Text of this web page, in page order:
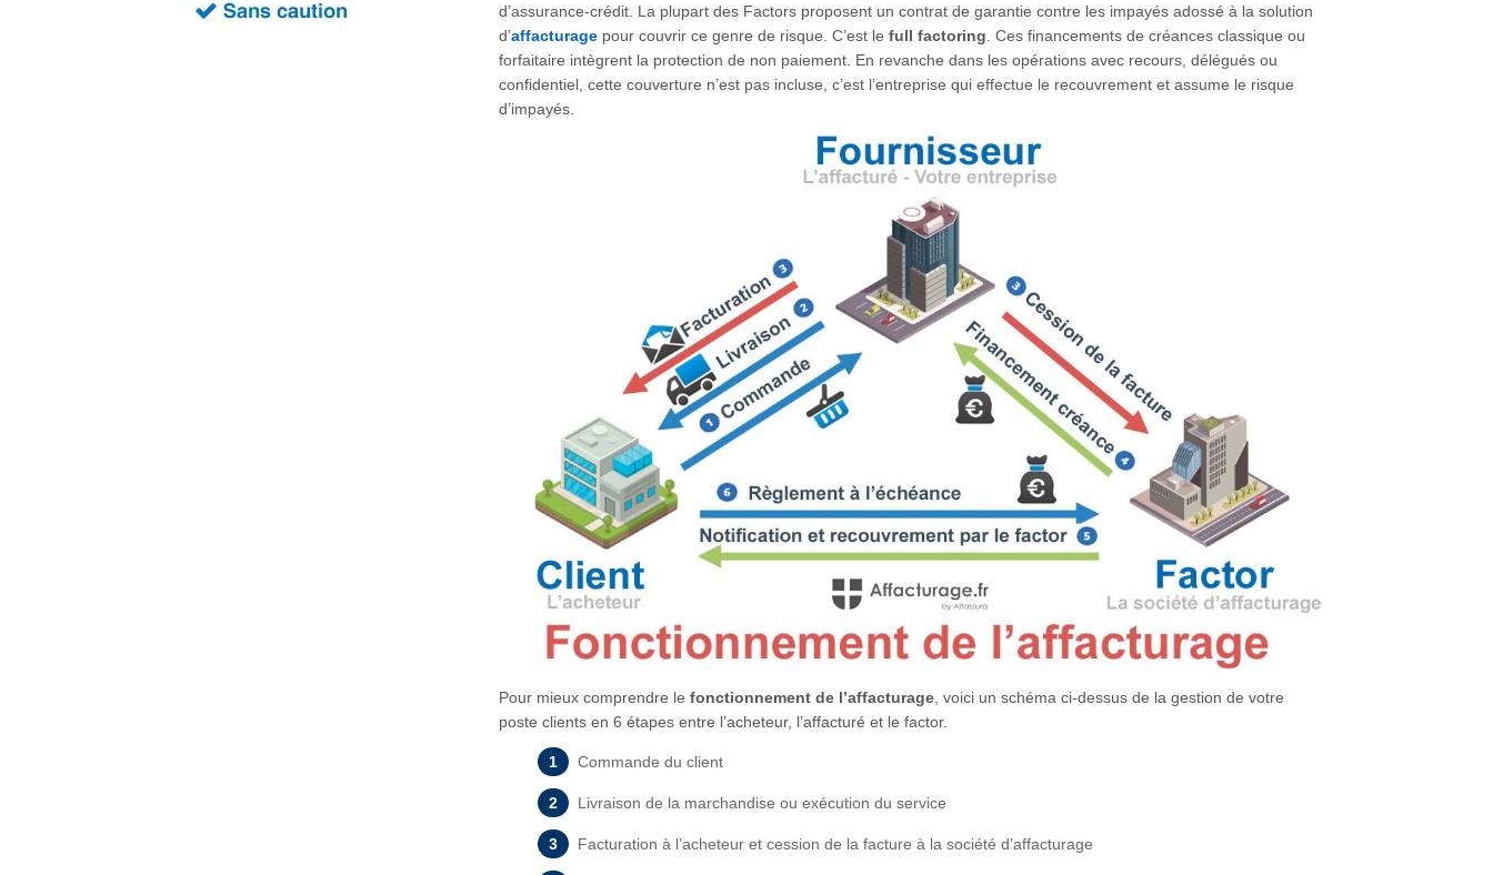
d’assurance-crédit. La plupart des Factors proposent un contrat de garantie contre les impayés adossé à la solution
d’affacturagepour couvrir ce genre de risque. C’est le full factoring . Ces financements de créances classique ou
forfaitaire intègrent la protection de non paiement. En revanche dans les opérations avec recours, délégués ou
confidentiel, cette couverture n’est pas incluse, c’est l’entreprise qui effectue le recouvrement et assume le risque
d’impayés.
Pour mieux comprendre le fonctionnement de l’affacturage, voici un schéma ci-dessus de la gestion de votre
poste clients en 6 étapes entre l’acheteur, l’affacturé et le factor.
Commande du client
Livraison de la marchandise ou exécution du service
Facturation à l’acheteur et cession de la facture à la société d’affacturage